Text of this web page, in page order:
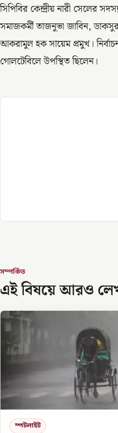
সিপিবির কেন্দ্রীয় নারী সেলের
সমাজকর্মী তাজনুভা জাবিন,
আকরামুল হক সায়েম প্রমুখ।
গোলটেবিলে উপস্থিত ছিলেন।
সম্পর্কিত
এই বিষয়ে আরও
স্পটলাইট